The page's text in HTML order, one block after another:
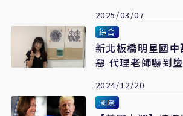
2025/03/07
綜合
新北板橋明星國
惡 代理老師嚇到
2024/12/20
國際